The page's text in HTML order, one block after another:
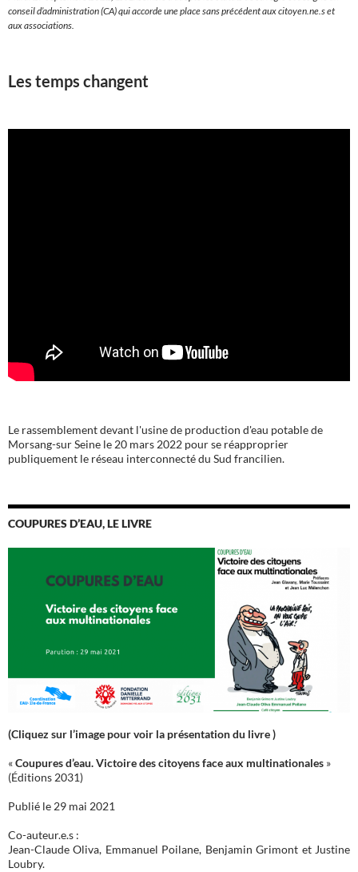
conseil d’administration (CA) qui accorde une place sans précédent aux citoyen.ne.s et
aux associations.
Les temps changent
Le rassemblement devant l'usine de production d'eau potable de
Morsang-sur Seine le 20 mars 2022 pour se réapproprier
publiquement le réseau interconnecté du Sud francilien.
COUPURES D’EAU, LE LIVRE
(Cliquez sur l’image pour voir la présentation du livre )
«Coupures d’eau. Victoire des citoyens face aux multinationales »
(Éditions 2031)
Publié le 29 mai 2021
Co-auteur.e.s :
Jean-Claude Oliva, Emmanuel Poilane, Benjamin Grimont et Justine
Loubry.